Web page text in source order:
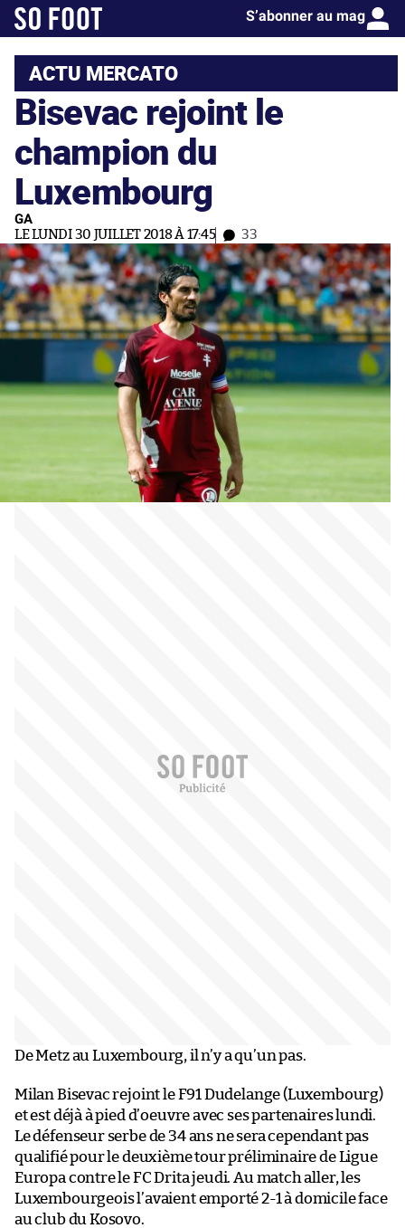
S’abonner au mag
ACTU MERCATO
Bisevac rejoint le
champion du
Luxembourg
GA
LE LUNDI 30 JUILLET 2018 À 17:45 33
De Metz au Luxembourg, il n’y a qu’un pas.
Milan Bisevac rejoint le F91 Dudelange (Luxembourg)
et est déjà à pied d’oeuvre avec ses partenaires lundi.
Le défenseur serbe de 34 ans ne sera cependant pas
qualifié pour le deuxième tour préliminaire de Ligue
Europa contre le FC Drita jeudi. Au match aller, les
Luxembourgeois l’avaient emporté 2-1 à domicile face
au club du Kosovo.